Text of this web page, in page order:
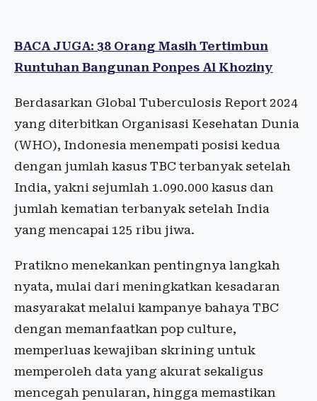
BACA JUGA: 38 Orang Masih Tertimbun
Runtuhan Bangunan Ponpes Al Khoziny
Berdasarkan Global Tuberculosis Report 2024
yang diterbitkan Organisasi Kesehatan Dunia
(WHO), Indonesia menempati posisi kedua
dengan jumlah kasus TBC terbanyak setelah
India, yakni sejumlah 1.090.000 kasus dan
jumlah kematian terbanyak setelah India
yang mencapai 125 ribu jiwa.
Pratikno menekankan pentingnya langkah
nyata, mulai dari meningkatkan kesadaran
masyarakat melalui kampanye bahaya TBC
dengan memanfaatkan pop culture,
memperluas kewajiban skrining untuk
memperoleh data yang akurat sekaligus
mencegah penularan, hingga memastikan